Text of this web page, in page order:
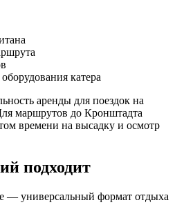
катера
аренды для поездок на
маршрутов до Кронштадта
времени на высадку и осмотр
подходит
— универсальный формат отдыха